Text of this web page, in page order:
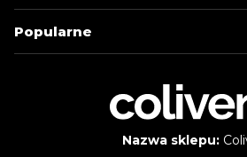
Popularne
Nazwa sklepu: